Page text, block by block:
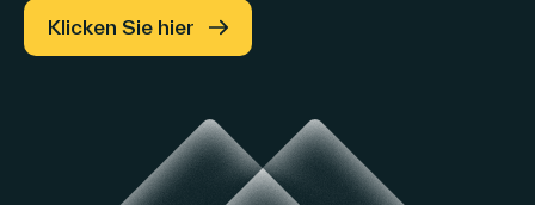
Klicken Sie hier